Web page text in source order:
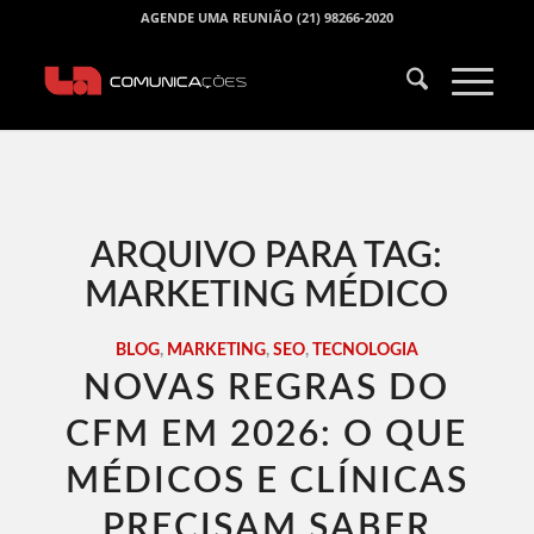
AGENDE UMA REUNIÃO (21) 98266-2020
ARQUIVO PARA TAG:
MARKETING MÉDICO
BLOG, MARKETING, SEO, TECNOLOGIA
NOVAS REGRAS DO
CFM EM 2026: O QUE
MÉDICOS E CLÍNICAS